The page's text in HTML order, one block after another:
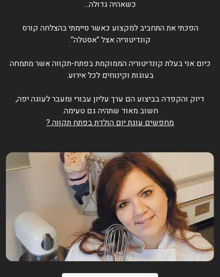
כשאהיה גדולה...
הפכתי את התחביב למקצוע כאשר סיימתי בהצלחה קורס
קונדיטוריה אצל "אסטלה''.
כיום אני בעלת קונדיטוריה הממוקמת בפתח-תקווה אשר מתמחה
בעוגות וקינוחים לכל אירוע.
דיוק והקפדה בביצוע הם ערך עליון עבורי ומעבר לעוגה יפה,
חשוב מאוד שתהיה גם טעימה.
מחפשים עוגת יום הולדת בפתח תקווה ?